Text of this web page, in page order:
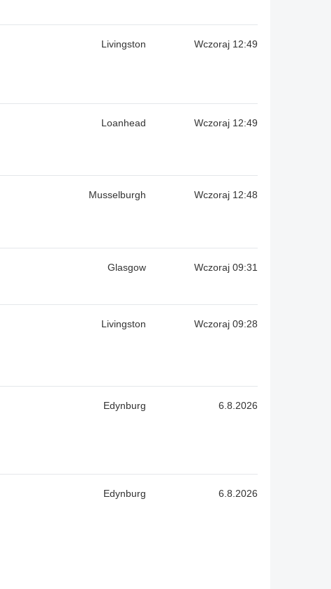
Livingston Wczoraj 12:49
Loanhead Wczoraj 12:49
Musselburgh Wczoraj 12:48
Glasgow Wczoraj 09:31
Livingston Wczoraj 09:28
Edynburg 6.8.2026
Edynburg 6.8.2026